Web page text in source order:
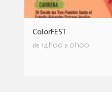
ColorFEST
de 14h00 a 0h00